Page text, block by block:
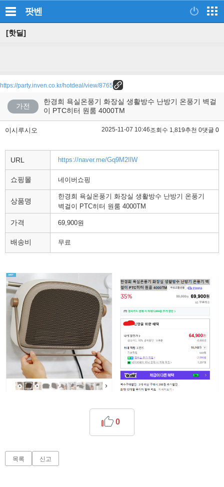
팟벤
[핫딜]
https://party.inven.co.kr/hotdeal/view/8765
가전
한경희 욕실온풍기 화장실 생활방수 난방기 온풍기 벽걸
이 PTC히터 원룸 4000TM
이시루시오 2025-11-07 10:46조회수 1,819추천 0댓글 0
URL https://naver.me/Gq9M2IlW
쇼핑몰 네이버쇼핑
상품명
한경희 욕실온풍기 화장실 생활방수 난방기 온풍기
벽걸이 PTC히터 원룸 4000TM
가격 69,900원
배송비 무료
0
목록 신고